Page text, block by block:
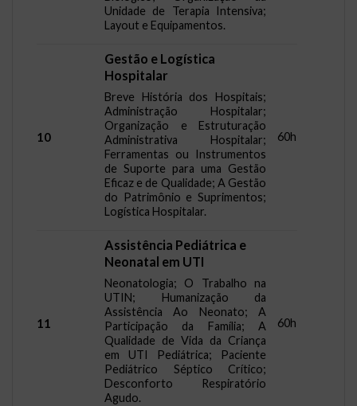
Unidade de Terapia Intensiva;
Layout e Equipamentos.
10
Gestão e Logística
Hospitalar
Breve História dos Hospitais;
Administração Hospitalar;
Organização e Estruturação
Administrativa Hospitalar;
Ferramentas ou Instrumentos
de Suporte para uma Gestão
Eficaz e de Qualidade; A Gestão
do Patrimônio e Suprimentos;
Logística Hospitalar.
60h
11
Assistência Pediátrica e
Neonatal em UTI
Neonatologia; O Trabalho na
UTIN; Humanização da
Assistência Ao Neonato; A
Participação da Família; A
Qualidade de Vida da Criança
em UTI Pediátrica; Paciente
Pediátrico Séptico Crítico;
Desconforto Respiratório
Agudo.
60h